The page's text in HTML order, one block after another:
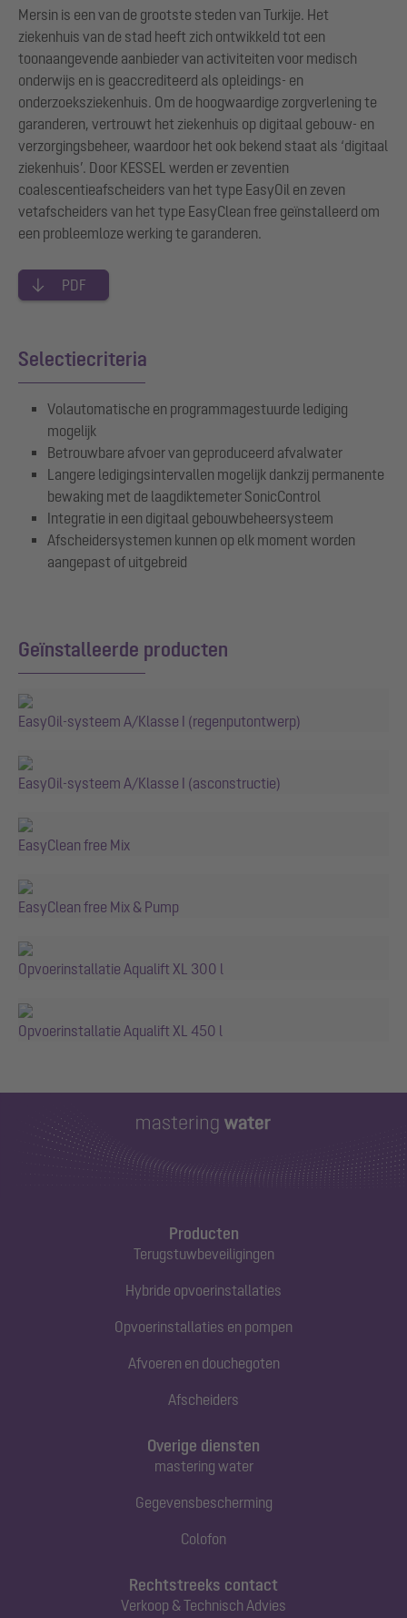
Mersin is een van de grootste steden van Turkije. Het
ziekenhuis van de stad heeft zich ontwikkeld tot een
toonaangevende aanbieder van activiteiten voor medisch
onderwijs en is geaccrediteerd als opleidings- en
onderzoeksziekenhuis. Om de hoogwaardige zorgverlening te
garanderen, vertrouwt het ziekenhuis op digitaal gebouw- en
verzorgingsbeheer, waardoor het ook bekend staat als ‘digitaal
ziekenhuis’. Door KESSEL werden er zeventien
coalescentieafscheiders van het type EasyOil en zeven
vetafscheiders van het type EasyClean free geïnstalleerd om
een probleemloze werking te garanderen.
PDF
Selectiecriteria
Volautomatische en programmagestuurde lediging
mogelijk
Betrouwbare afvoer van geproduceerd afvalwater
Langere ledigingsintervallen mogelijk dankzij permanente
bewaking met de laagdiktemeter SonicControl
Integratie in een digitaal gebouwbeheersysteem
Afscheidersystemen kunnen op elk moment worden
aangepast of uitgebreid
Geïnstalleerde producten
EasyOil-systeem A/Klasse I (regenputontwerp)
EasyOil-systeem A/Klasse I (asconstructie)
EasyClean free Mix
EasyClean free Mix & Pump
Opvoerinstallatie Aqualift XL 300 l
Opvoerinstallatie Aqualift XL 450 l
Producten
Terugstuwbeveiligingen
Hybride opvoerinstallaties
Opvoerinstallaties en pompen
Afvoeren en douchegoten
Afscheiders
Rechtstreeks contact
Verkoop & Technisch Advies
Overige diensten
mastering water
Gegevensbescherming
Colofon